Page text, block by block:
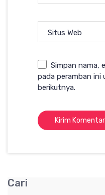
Situs Web
Simpan nama,
pada peramban ini
berikutnya.
Cari